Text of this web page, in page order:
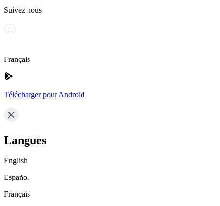
Suivez nous
Français
Télécharger pour Android
Langues
English
Español
Français